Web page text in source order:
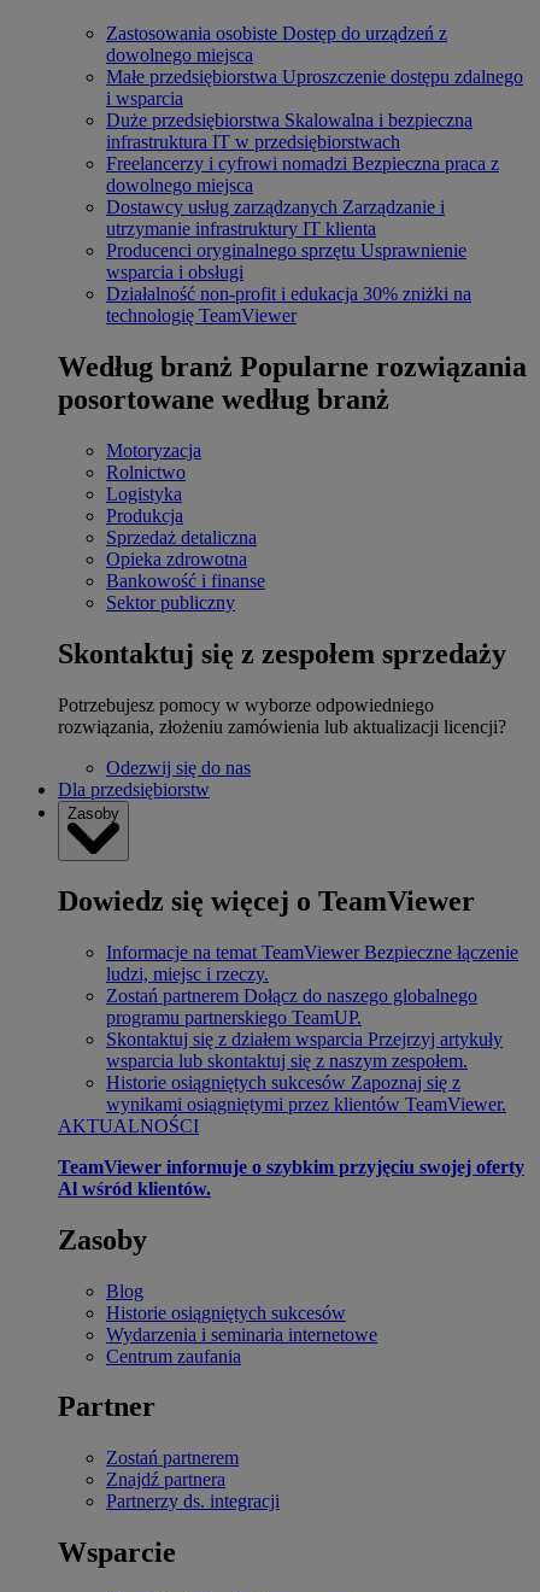
Zastosowania osobiste Dostęp do urządzeń z
dowolnego miejsca
Małe przedsiębiorstwa Uproszczenie dostępu zdalnego
i wsparcia
Duże przedsiębiorstwa Skalowalna i bezpieczna
infrastruktura IT w przedsiębiorstwach
Freelancerzy i cyfrowi nomadzi Bezpieczna praca z
dowolnego miejsca
Dostawcy usług zarządzanych Zarządzanie i
utrzymanie infrastruktury IT klienta
Producenci oryginalnego sprzętu Usprawnienie
wsparcia i obsługi
Działalność non-profit i edukacja 30% zniżki na
technologię TeamViewer
Według branż Popularne rozwiązania
posortowane według branż
Motoryzacja
Rolnictwo
Logistyka
Produkcja
Sprzedaż detaliczna
Opieka zdrowotna
Bankowość i finanse
Sektor publiczny
Skontaktuj się z zespołem sprzedaży
Potrzebujesz pomocy w wyborze odpowiedniego
rozwiązania, złożeniu zamówienia lub aktualizacji licencji?
Odezwij się do nas
Dla przedsiębiorstw
Zasoby
Dowiedz się więcej o TeamViewer
Informacje na temat TeamViewer Bezpieczne łączenie
ludzi, miejsc i rzeczy.
Zostań partnerem Dołącz do naszego globalnego
programu partnerskiego TeamUP.
Skontaktuj się z działem wsparcia Przejrzyj artykuły
wsparcia lub skontaktuj się z naszym zespołem.
Historie osiągniętych sukcesów Zapoznaj się z
wynikami osiągniętymi przez klientów TeamViewer.
AKTUALNOŚCI
TeamViewer informuje o szybkim przyjęciu swojej oferty
Al wśród klientów.
Zasoby
Blog
Historie osiągniętych sukcesów
Wydarzenia i seminaria internetowe
Centrum zaufania
Partner
Zostań partnerem
Znajdź partnera
Partnerzy ds. integracji
Wsparcie